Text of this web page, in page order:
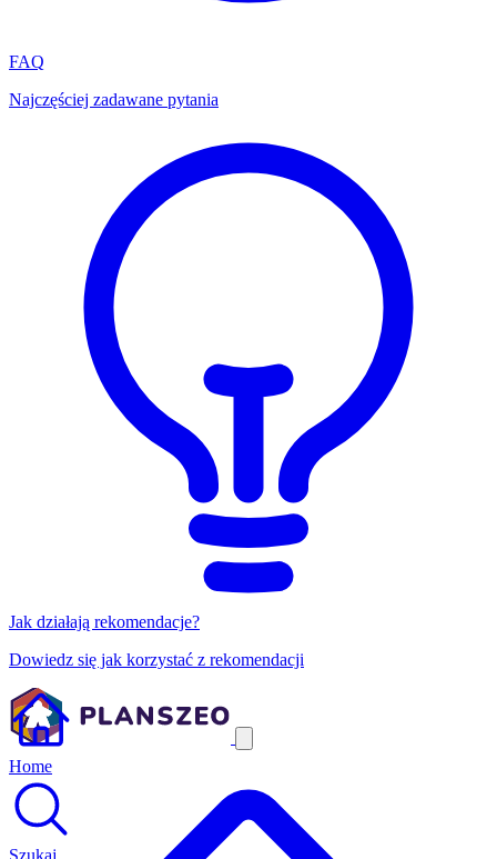
FAQ
Najczęściej zadawane pytania
Jak działają rekomendacje?
Dowiedz się jak korzystać z rekomendacji
Home
Szukaj